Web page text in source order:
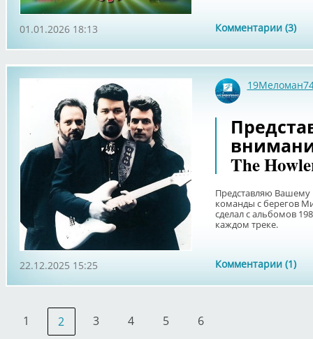
Комментарии (3)
01.01.2026 18:13
The
Представляю
команды с берегов
сделал с альбомов
каждом треке.
Комментарии (1)
22.12.2025 15:25
1 2 3 4 5 6